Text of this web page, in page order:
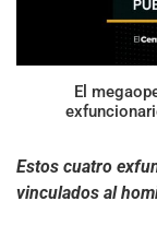
El
Estos cuatro
vinculados al